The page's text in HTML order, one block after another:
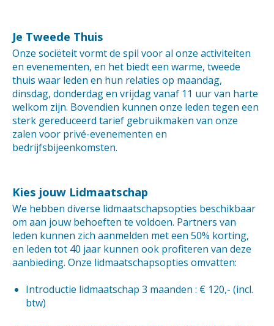
Je Tweede Thuis
Onze sociëteit vormt de spil voor al onze activiteiten
en evenementen, en het biedt een warme, tweede
thuis waar leden en hun relaties op maandag,
dinsdag, donderdag en vrijdag vanaf 11 uur van harte
welkom zijn. Bovendien kunnen onze leden tegen een
sterk gereduceerd tarief gebruikmaken van onze
zalen voor privé-evenementen en
bedrijfsbijeenkomsten.
Kies jouw Lidmaatschap
We hebben diverse lidmaatschapsopties beschikbaar
om aan jouw behoeften te voldoen. Partners van
leden kunnen zich aanmelden met een 50% korting,
en leden tot 40 jaar kunnen ook profiteren van deze
aanbieding. Onze lidmaatschapsopties omvatten:
Introductie lidmaatschap 3 maanden : € 120,- (incl.
btw)